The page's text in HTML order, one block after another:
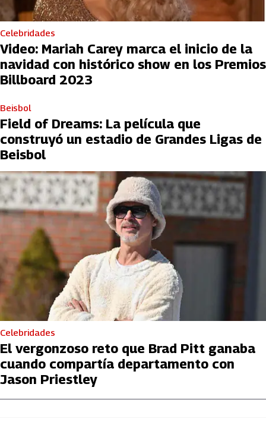
Celebridades
Video: Mariah Carey marca el inicio de la
navidad con histórico show en los Premios
Billboard 2023
Beisbol
Field of Dreams: La película que
construyó un estadio de Grandes Ligas de
Beisbol
Celebridades
El vergonzoso reto que Brad Pitt ganaba
cuando compartía departamento con
Jason Priestley